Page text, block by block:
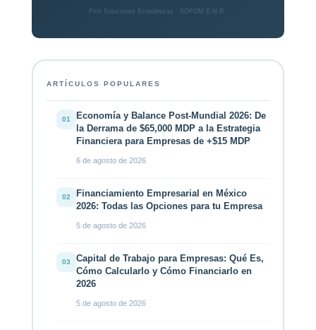
Finh Soluciones Económicas · SOFOM E.N.R.
ARTÍCULOS POPULARES
01
Economía y Balance Post-Mundial 2026: De
la Derrama de $65,000 MDP a la Estrategia
Financiera para Empresas de +$15 MDP
6 de agosto de 2026
02
Financiamiento Empresarial en México
2026: Todas las Opciones para tu Empresa
5 de agosto de 2026
03
Capital de Trabajo para Empresas: Qué Es,
Cómo Calcularlo y Cómo Financiarlo en
2026
5 de agosto de 2026